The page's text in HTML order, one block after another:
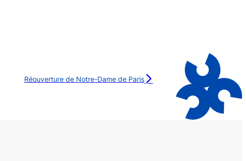
Réouverture de Notre-Dame de Paris